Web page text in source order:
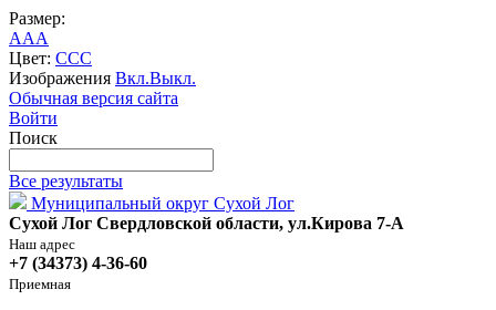
Размер:
AAA
Цвет: CCC
Изображения Вкл.Выкл.
Обычная версия сайта
Войти
Поиск
Все результаты
Муниципальный округ Сухой Лог
Сухой Лог Свердловской области, ул.Кирова 7-А
Наш адрес
+7 (34373) 4-36-60
Приемная